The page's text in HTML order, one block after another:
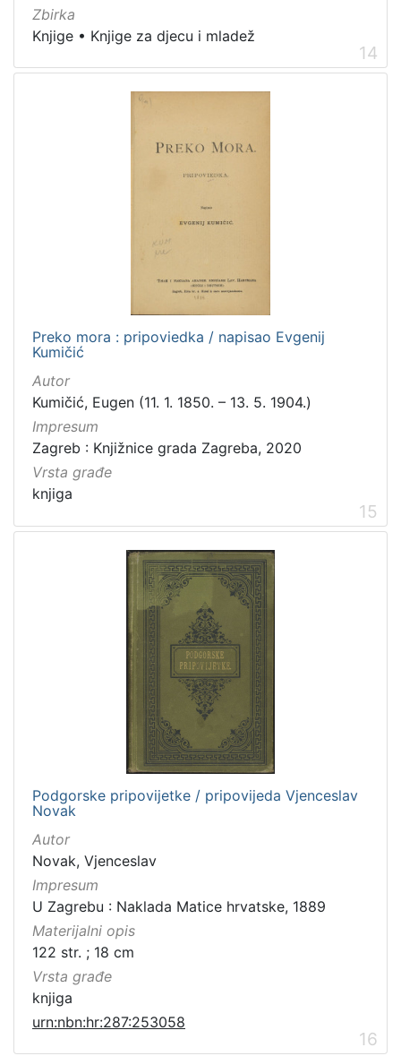
Zbirka
Knjige • Knjige za djecu i mladež
14
Preko mora : pripoviedka / napisao Evgenij
Kumičić
Autor
Kumičić, Eugen (11. 1. 1850. – 13. 5. 1904.)
Impresum
Zagreb : Knjižnice grada Zagreba, 2020
Vrsta građe
knjiga
15
Podgorske pripovijetke / pripovijeda Vjenceslav
Novak
Autor
Novak, Vjenceslav
Impresum
U Zagrebu : Naklada Matice hrvatske, 1889
Materijalni opis
122 str. ; 18 cm
Vrsta građe
knjiga
urn:nbn:hr:287:253058
16